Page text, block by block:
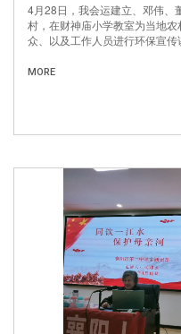
4月28日，我会运建立、邓伟、
村，在财神庙小学教室为当地
众、以及工作人员进行环保宣
MORE